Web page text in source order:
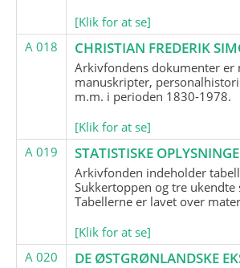
[Klik for at se]
A 018
CHRISTIAN FREDERIK
Arkivfondens dokumenter er
manuskripter,
m.m. i perioden 1830-1978.
[Klik for at se]
A 019
STATISTISKE
Arkivfonden indeholder
Sukkertoppen og tre ukendte
Tabellerne er lavet over
[Klik for at se]
A 020
DE ØSTGRØNLANDSKE